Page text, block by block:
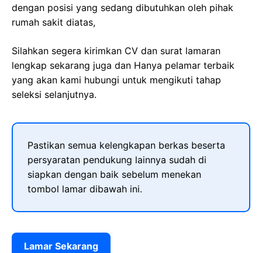
dengan posisi yang sedang dibutuhkan oleh pihak
rumah sakit diatas,
Silahkan segera kirimkan CV dan surat lamaran
lengkap sekarang juga dan Hanya pelamar terbaik
yang akan kami hubungi untuk mengikuti tahap
seleksi selanjutnya.
Pastikan semua kelengkapan berkas beserta
persyaratan pendukung lainnya sudah di
siapkan dengan baik sebelum menekan
tombol lamar dibawah ini.
Lamar Sekarang